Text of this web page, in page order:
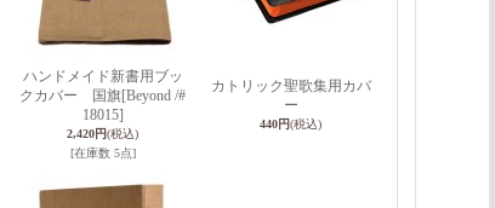
ハンドメイド新書用ブッ
クカバー 国旗[Beyond /#
18015]
2,420円(税込)
[在庫数 5点]
カトリック聖歌集用カバ
ー
440円(税込)